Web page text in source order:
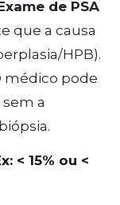
de PSA
que a causa
HPB).
médico pode
a
< 15% ou <